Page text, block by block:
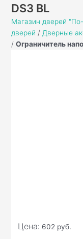
DS3 BL
Магазин дверей
дверей / Дверные
/ Ограничитель
Цена: 602 руб.